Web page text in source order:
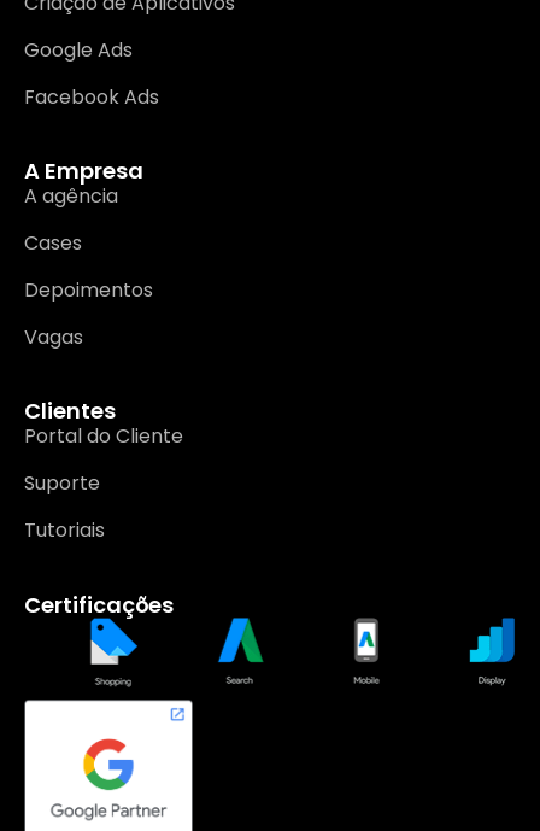
Google Ads
Facebook Ads
A Empresa
A agência
Cases
Depoimentos
Vagas
Clientes
Portal do Cliente
Suporte
Tutoriais
Certificações